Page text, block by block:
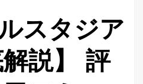
スタジア
説】 評